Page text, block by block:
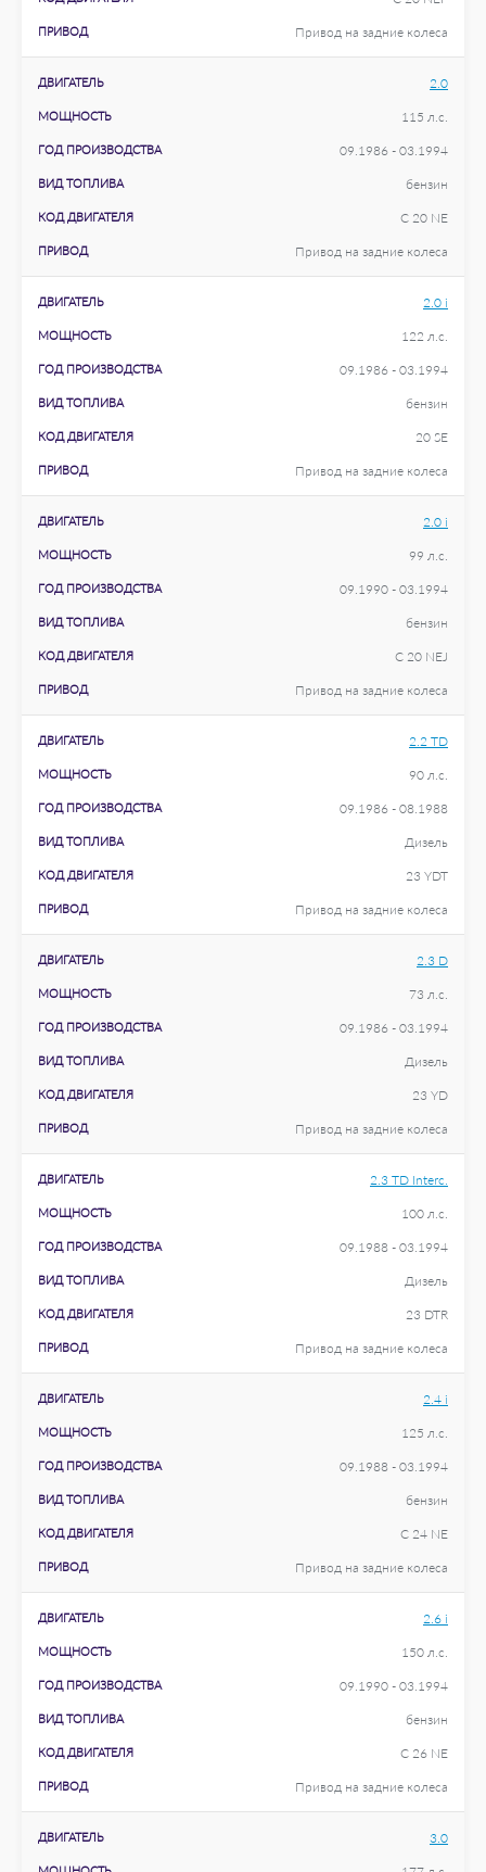
ПРИВОД Привод на задние колеса
ДВИГАТЕЛЬ 2.0
МОЩНОСТЬ 115 л.с.
ГОД ПРОИЗВОДСТВА 09.1986 - 03.1994
ВИД ТОПЛИВА бензин
КОД ДВИГАТЕЛЯ C 20 NE
ПРИВОД Привод на задние колеса
ДВИГАТЕЛЬ 2.0 i
МОЩНОСТЬ 122 л.с.
ГОД ПРОИЗВОДСТВА 09.1986 - 03.1994
ВИД ТОПЛИВА бензин
КОД ДВИГАТЕЛЯ 20 SE
ПРИВОД Привод на задние колеса
ДВИГАТЕЛЬ 2.0 i
МОЩНОСТЬ 99 л.с.
ГОД ПРОИЗВОДСТВА 09.1990 - 03.1994
ВИД ТОПЛИВА бензин
КОД ДВИГАТЕЛЯ C 20 NEJ
ПРИВОД Привод на задние колеса
ДВИГАТЕЛЬ 2.2 TD
МОЩНОСТЬ 90 л.с.
ГОД ПРОИЗВОДСТВА 09.1986 - 08.1988
ВИД ТОПЛИВА Дизель
КОД ДВИГАТЕЛЯ 23 YDT
ПРИВОД Привод на задние колеса
ДВИГАТЕЛЬ 2.3 D
МОЩНОСТЬ 73 л.с.
ГОД ПРОИЗВОДСТВА 09.1986 - 03.1994
ВИД ТОПЛИВА Дизель
КОД ДВИГАТЕЛЯ 23 YD
ПРИВОД Привод на задние колеса
ДВИГАТЕЛЬ 2.3 TD Interc.
МОЩНОСТЬ 100 л.с.
ГОД ПРОИЗВОДСТВА 09.1988 - 03.1994
ВИД ТОПЛИВА Дизель
КОД ДВИГАТЕЛЯ 23 DTR
ПРИВОД Привод на задние колеса
ДВИГАТЕЛЬ 2.4 i
МОЩНОСТЬ 125 л.с.
ГОД ПРОИЗВОДСТВА 09.1988 - 03.1994
ВИД ТОПЛИВА бензин
КОД ДВИГАТЕЛЯ C 24 NE
ПРИВОД Привод на задние колеса
ДВИГАТЕЛЬ 2.6 i
МОЩНОСТЬ 150 л.с.
ГОД ПРОИЗВОДСТВА 09.1990 - 03.1994
ВИД ТОПЛИВА бензин
КОД ДВИГАТЕЛЯ C 26 NE
ПРИВОД Привод на задние колеса
ДВИГАТЕЛЬ 3.0